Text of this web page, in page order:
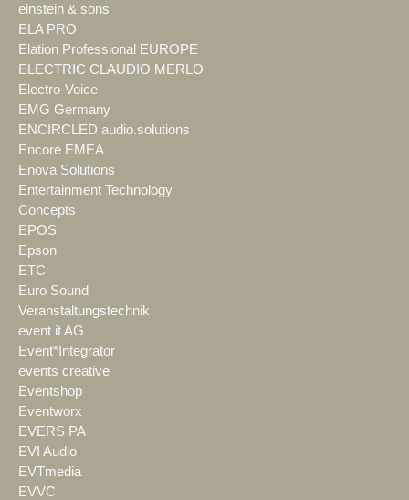
einstein & sons
ELA PRO
Elation Professional EUROPE
ELECTRIC CLAUDIO MERLO
Electro-Voice
EMG Germany
ENCIRCLED audio.solutions
Encore EMEA
Enova Solutions
Entertainment Technology
Concepts
EPOS
Epson
ETC
Euro Sound
Veranstaltungstechnik
event it AG
Event*Integrator
events creative
Eventshop
Eventworx
EVERS PA
EVI Audio
EVTmedia
EVVC